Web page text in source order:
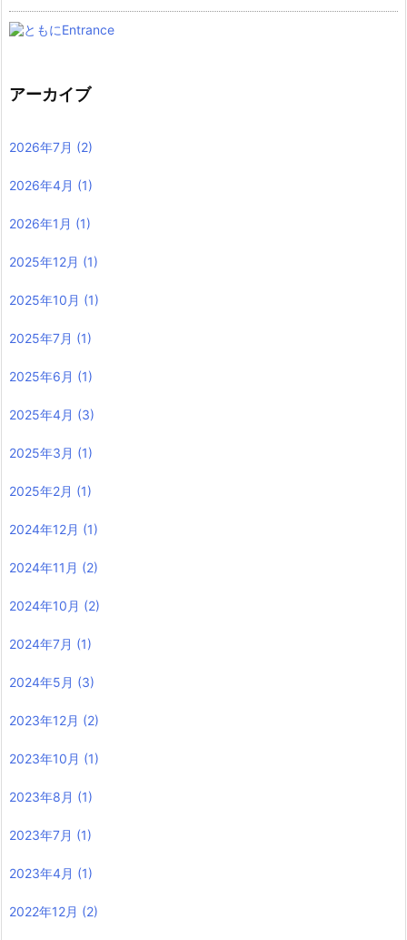
アーカイブ
2026年7月 (2)
2026年4月 (1)
2026年1月 (1)
2025年12月 (1)
2025年10月 (1)
2025年7月 (1)
2025年6月 (1)
2025年4月 (3)
2025年3月 (1)
2025年2月 (1)
2024年12月 (1)
2024年11月 (2)
2024年10月 (2)
2024年7月 (1)
2024年5月 (3)
2023年12月 (2)
2023年10月 (1)
2023年8月 (1)
2023年7月 (1)
2023年4月 (1)
2022年12月 (2)